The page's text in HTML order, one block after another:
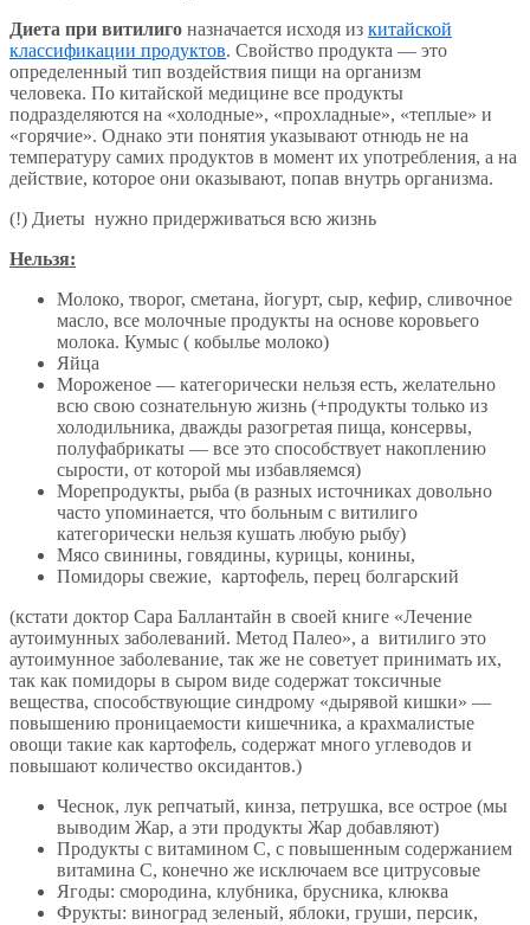
Диета при витилиго назначается исходя из китайской
классификации продуктов. Свойство продукта — это
определенный тип воздействия пищи на организм
человека. По китайской медицине все продукты
подразделяются на «холодные», «прохладные», «теплые» и
«горячие». Однако эти понятия указывают отнюдь не на
температуру самих продуктов в момент их употребления, а на
действие, которое они оказывают, попав внутрь организма.
(!) Диеты нужно придерживаться всю жизнь
Нельзя:
Молоко, творог, сметана, йогурт, сыр, кефир, сливочное
масло, все молочные продукты на основе коровьего
молока. Кумыс ( кобылье молоко)
Яйца
Мороженое — категорически нельзя есть, желательно
всю свою сознательную жизнь (+продукты только из
холодильника, дважды разогретая пища, консервы,
полуфабрикаты — все это способствует накоплению
сырости, от которой мы избавляемся)
Морепродукты, рыба (в разных источниках довольно
часто упоминается, что больным с витилиго
категорически нельзя кушать любую рыбу)
Мясо свинины, говядины, курицы, конины,
Помидоры свежие, картофель, перец болгарский
(кстати доктор Сара Баллантайн в своей книге «Лечение
аутоимунных заболеваний. Метод Палео», а витилиго это
аутоимунное заболевание, так же не советует принимать их,
так как помидоры в сыром виде содержат токсичные
вещества, способствующие синдрому «дырявой кишки» —
повышению проницаемости кишечника, а крахмалистые
овощи такие как картофель, содержат много углеводов и
повышают количество оксидантов.)
Чеснок, лук репчатый, кинза, петрушка, все острое (мы
выводим Жар, а эти продукты Жар добавляют)
Продукты с витамином С, с повышенным содержанием
витамина С, конечно же исключаем все цитрусовые
Ягоды: смородина, клубника, брусника, клюква
Фрукты: виноград зеленый, яблоки, груши, персик,